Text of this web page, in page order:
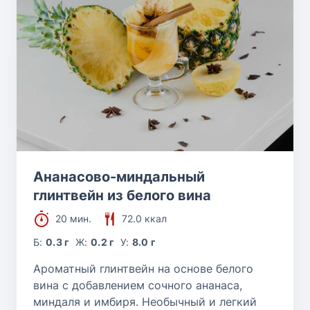
Ананасово-миндальный
глинтвейн из белого вина
20 мин.
72.0 ккал
Б:0.3 г Ж: 0.2 г У: 8.0 г
Ароматный глинтвейн на основе белого
вина с добавлением сочного ананаса,
миндаля и имбиря. Необычный и легкий